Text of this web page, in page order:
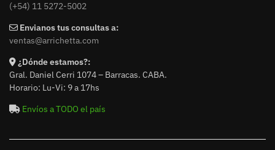
(+54) 11 5272-5002
Envianos tus consultas a:
ventas@arrichetta.com
¿Dónde estamos?:
Gral. Daniel Cerri 1074 – Barracas. CABA.
Horario: Lu-Vi: 9 a 17hs
Envíos a TODO el país